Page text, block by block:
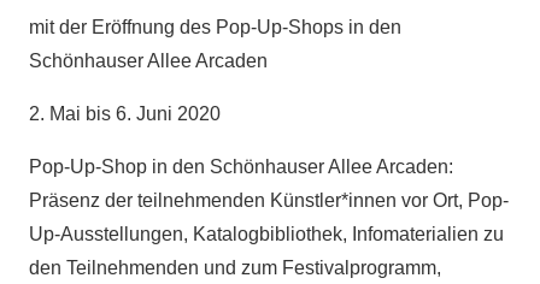
mit der Eröffnung des Pop-Up-Shops in den
Schönhauser Allee Arcaden
2. Mai bis 6. Juni 2020
Pop-Up-Shop in den Schönhauser Allee Arcaden:
Präsenz der teilnehmenden Künstler*innen vor Ort, Pop-
Up-Ausstellungen, Katalogbibliothek, Infomaterialien zu
den Teilnehmenden und zum Festivalprogramm,